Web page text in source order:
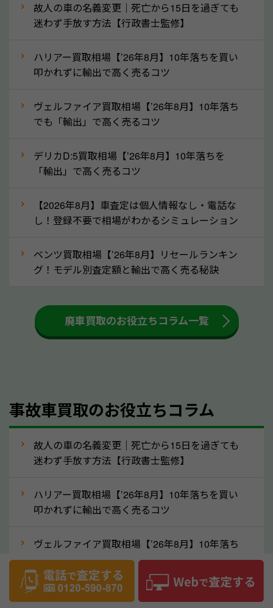
産車は高く買取が可能です。「廃車＝買取できない」
なら廃車の車も適正価格で買取できます。他社で買取
拒否となった車も価格がつく可能性があるので、諦め
でも高価買取が可能なケースは珍しくないため、まず
はWebで簡単にできる無料査定をお試しください。
実績」で確認できます。
⑤車内の簡単な清掃で買取価格アップも！
しばらく乗っていない車は、車内のシートや座席の下
が汚れていることも多いです。シミや汚れが付着して
す。車内の汚れは簡単な清掃だけで取り除けることも
多いため、査定前にチェックして、清掃をしておくの
大きな汚れがない限り必要はありません。査定に影響
するケースは少ないため、そのままお持ちいただいて
あるため、まずは岡山県のソコカラへ車の状態につい
てお気軽にご相談ください。
⑥車の需要が高まるタイミングで売るのも
高価買取のポイント！
買取依頼をするのもポイントです。車にも需要の高い
めになる可能性もあります。逆に需要が高い時期であ
れば、高い価格でも買取やすくなります。一般的に新
生活に向けた準備を始める1〜3月ごろは、中古車の
需要が高いです。また、転職者が多い9〜10月ごろ
故人の車の名義変更｜死亡から15日を過ぎても
迷わず手放す方法【行政書士監修】
ハリアー買取相場【’26年8月】10年落ちを買い
叩かれずに輸出で高く売るコツ
ヴェルファイア買取相場【’26年8月】10年落ち
でも「輸出」で高く売るコツ
デリカD:5買取相場【’26年8月】10年落ちを
「輸出」で高く売るコツ
【2026年8月】車査定は個人情報なし・電話な
し！登録不要で相場がわかるシミュレーション
ベンツ買取相場【’26年8月】リセールランキン
グ！モデル別査定額と輸出で高く売る秘訣
廃車買取のお役立ちコラム一覧
事故車買取のお役立ちコラム
故人の車の名義変更｜死亡から15日を過ぎても
迷わず手放す方法【行政書士監修】
ハリアー買取相場【’26年8月】10年落ちを買い
叩かれずに輸出で高く売るコツ
ヴェルファイア買取相場【’26年8月】10年落ち
でも「輸出」で高く売るコツ
デリカD:5買取相場【’26年8月】10年落ちを